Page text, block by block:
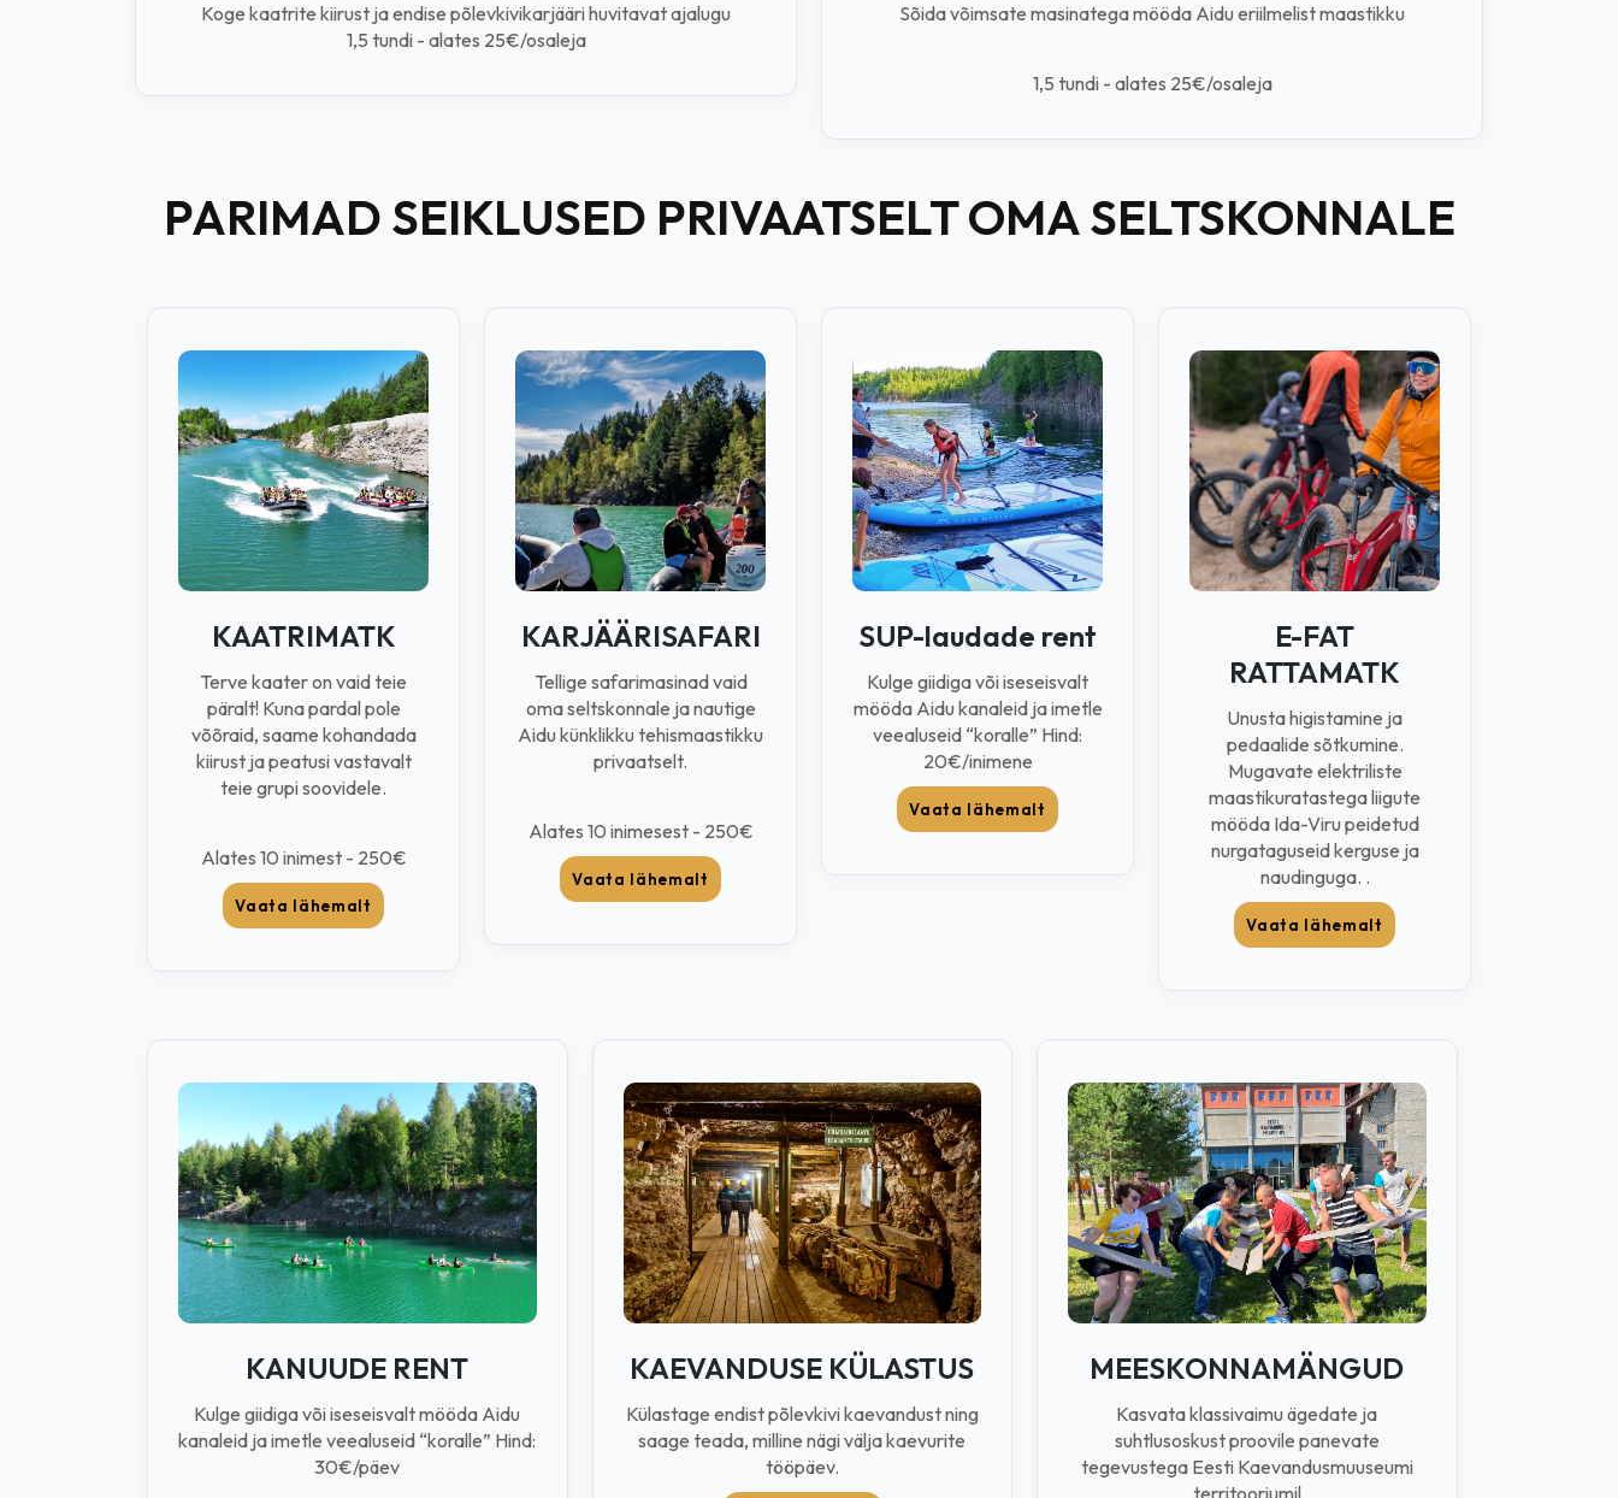
Koge kaatrite kiirust ja endise põlevkivikarjääri huvitavat ajalugu
1,5 tundi - alates 25€/osaleja
Sõida võimsate masinatega mööda Aidu eriilmelist maastikku
1,5 tundi - alates 25€/osaleja
PARIMAD SEIKLUSED PRIVAATSELT OMA SELTSKONNALE
KAATRIMATK
Terve kaater on vaid teie
päralt! Kuna pardal pole
võõraid, saame kohandada
kiirust ja peatusi vastavalt
teie grupi soovidele.
Alates 10 inimest - 250€
Vaata lähemalt
KARJÄÄRISAFARI
Tellige safarimasinad vaid
oma seltskonnale ja nautige
Aidu künklikku tehismaastikku
privaatselt.
Alates 10 inimesest - 250€
Vaata lähemalt
SUP-laudade rent
Kulge giidiga või iseseisvalt
mööda Aidu kanaleid ja imetle
veealuseid “koralle” Hind:
20€/inimene
Vaata lähemalt
E-FAT
RATTAMATK
Unusta higistamine ja
pedaalide sõtkumine.
Mugavate elektriliste
maastikuratastega liigute
mööda Ida-Viru peidetud
nurgataguseid kerguse ja
naudinguga. .
Vaata lähemalt
KANUUDE RENT
Kulge giidiga või iseseisvalt mööda Aidu
kanaleid ja imetle veealuseid “koralle” Hind:
30€/päev
KAEVANDUSE KÜLASTUS
Külastage endist põlevkivi kaevandust ning
saage teada, milline nägi välja kaevurite
tööpäev.
MEESKONNAMÄNGUD
Kasvata klassivaimu ägedate ja
suhtlusoskust proovile panevate
tegevustega Eesti Kaevandusmuuseumi